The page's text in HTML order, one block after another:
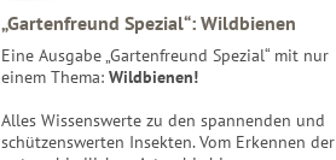
„Gartenfreund Spezial“: Wildbienen
Eine Ausgabe „Gartenfreund Spezial“ mit nur
einem Thema: Wildbienen!
Alles Wissenswerte zu den spannenden und
schützenswerten Insekten. Vom Erkennen der